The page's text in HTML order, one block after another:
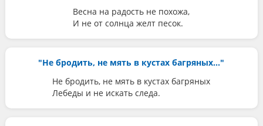
Весна на радость не похожа,
И не от солнца желт песок.
"Не бродить, не мять в кустах багряных..."
Не бродить, не мять в кустах багряных
Лебеды и не искать следа.